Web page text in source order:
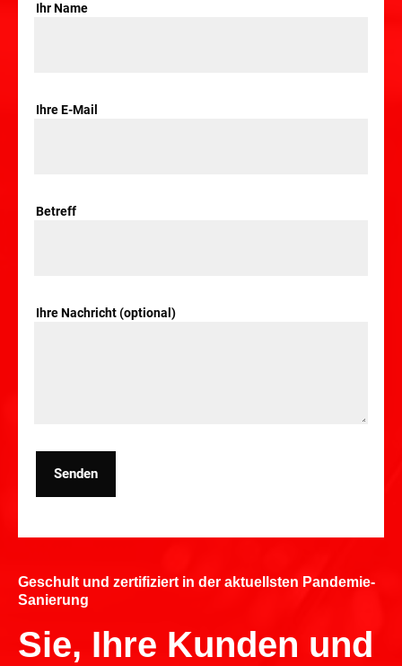
Ihr Name
Ihre E-Mail
Betreff
Ihre Nachricht (optional)
Senden
Geschult und zertifiziert in der aktuellsten Pandemie-
Sanierung
Sie, Ihre Kunden und